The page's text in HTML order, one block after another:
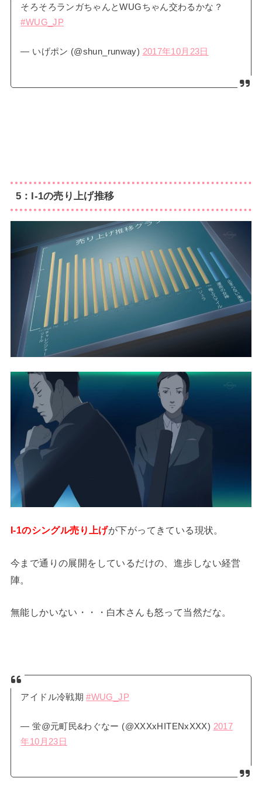
そろそろランガちゃんとWUGちゃん交わるかな？
#WUG_JP
— いげポン (@shun_runway) 2017年10月23日
5：I-1の売り上げ推移
I-1のシングル売り上げが下がってきている現状。
今まで通りの展開をしているだけの、進歩しない経営
陣。
無能しかいない・・・白木さんも怒って当然だな。
アイドル冷戦期#WUG_JP
— 蛍@元町民&わぐなー (@XXXxHITENxXXX) 2017
年10月23日